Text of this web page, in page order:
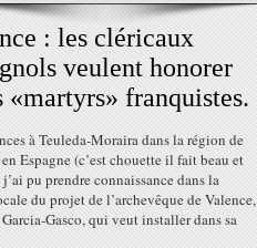
: les cléricaux
veulent honorer
«martyrs» franquistes.
à Teuleda-Moraira dans la région de
Espagne (c’est chouette il fait beau et
pu prendre connaissance dans la
du projet de l’archevêque de Valence,
Gasco, qui veut installer dans sa